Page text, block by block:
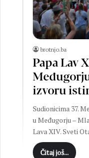
brotnjo.ba
Papa Lav
izvoru
Sudionicima 37.
u Međugorju –
Lava XIV. Sveti
Čitaj još...